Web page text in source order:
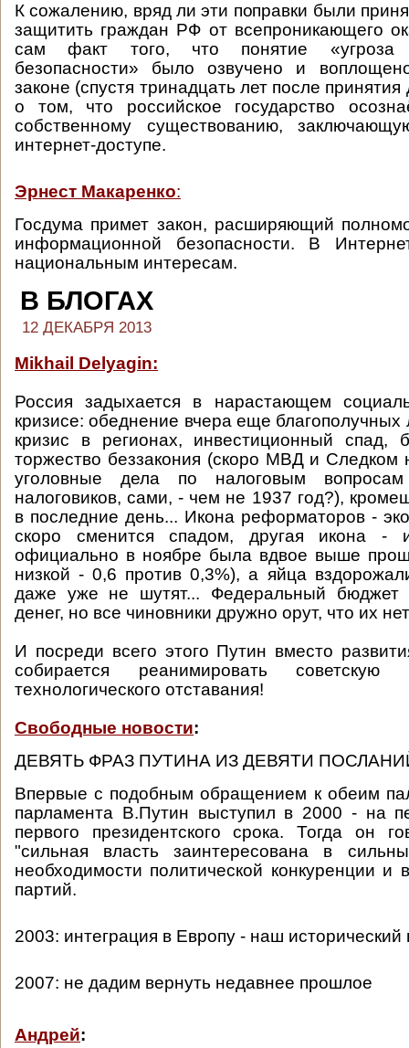
К сожалению, вряд ли эти поправки были
защитить граждан РФ от всепроникающего
сам факт того, что понятие «угроза
безопасности» было озвучено и
законе (спустя тринадцать лет после
о том, что российское государство
собственному существованию,
интернет-доступе.
Эрнест Макаренко:
Госдума примет закон, расширяющий
информационной безопасности. В
национальным интересам.
В БЛОГАХ
12 ДЕКАБРЯ 2013
Mikhail Delyagin:
Россия задыхается в нарастающем
кризисе: обеднение вчера еще
кризис в регионах, инвестиционный спад,
торжество беззакония (скоро МВД и Следком
уголовные дела по налоговым
налоговиков, сами, - чем не 1937 год?),
в последние день... Икона реформаторов -
скоро сменится спадом, другая икона -
официально в ноябре была вдвое выше
низкой - 0,6 против 0,3%), а яйца
даже уже не шутят... Федеральный бюджет
денег, но все чиновники дружно орут, что их
И посреди всего этого Путин вместо
собирается реанимировать советскую
технологического отставания!
Свободные новости:
ДЕВЯТЬ ФРАЗ ПУТИНА ИЗ ДЕВЯТИ
Впервые с подобным обращением к обеим
парламента В.Путин выступил в 2000 - на
первого президентского срока. Тогда он
"сильная власть заинтересована в
необходимости политической конкуренции и
партий.
2003: интеграция в Европу - наш
2007: не дадим вернуть недавнее прошлое
Андрей: